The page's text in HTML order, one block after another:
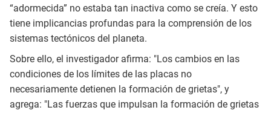
“adormecida” no estaba tan inactiva como se creía. Y esto
tiene implicancias profundas para la comprensión de los
sistemas tectónicos del planeta.
Sobre ello, el investigador afirma: "Los cambios en las
condiciones de los límites de las placas no
necesariamente detienen la formación de grietas", y
agrega: "Las fuerzas que impulsan la formación de grietas